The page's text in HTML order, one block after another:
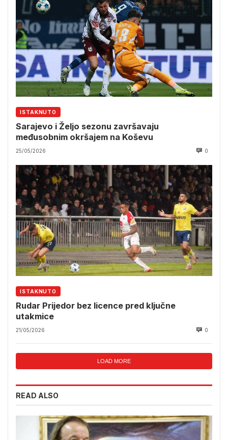
ISTAKNUTO
Sarajevo i Željo sezonu završavaju
međusobnim okršajem na Koševu
25/05/2026 0
ISTAKNUTO
Rudar Prijedor bez licence pred ključne
utakmice
21/05/2026 0
LOAD MORE
READ ALSO